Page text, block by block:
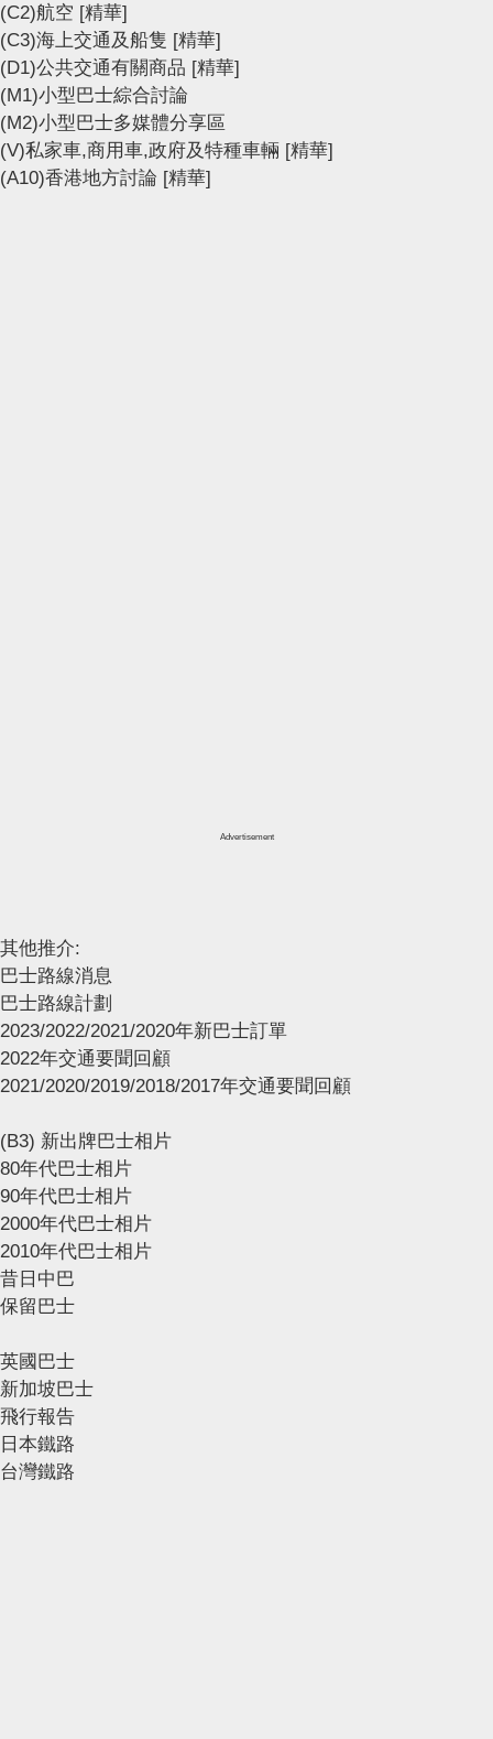
(C2)航空 [精華]
(C3)海上交通及船隻 [精華]
(D1)公共交通有關商品 [精華]
(M1)小型巴士綜合討論
(M2)小型巴士多媒體分享區
(V)私家車,商用車,政府及特種車輛 [精華]
(A10)香港地方討論 [精華]
Advertisement
其他推介:
巴士路線消息
巴士路線計劃
2023/2022/2021/2020年新巴士訂單
2022年交通要聞回顧
2021/2020/2019/2018/2017年交通要聞回顧
(B3) 新出牌巴士相片
80年代巴士相片
90年代巴士相片
2000年代巴士相片
2010年代巴士相片
昔日中巴
保留巴士
英國巴士
新加坡巴士
飛行報告
日本鐵路
台灣鐵路